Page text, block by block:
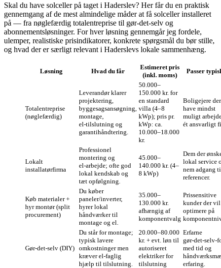
Skal du have solceller på taget i Haderslev? Her får du en praktisk
gennemgang af de mest almindelige måder at få solceller installeret
på — fra nøglefærdig totalentreprise til gør‑det‑selv og
abonnementsløsninger. For hver løsning gennemgår jeg fordele,
ulemper, realistiske prisindikatorer, konkrete spørgsmål du bør stille,
og hvad der er særligt relevant i Haderslevs lokale sammenhæng.
Løsning Hvad du får
Estimeret pris
(inkl. moms)
Passer
Totalentreprise
(nøglefærdig)
Leverandør klarer
projektering,
byggesagsansøgning,
montage,
el‑tilslutning og
garantihåndtering.
50.000–
150.000 kr. for
en standard
villa (4–8
kWp); pris pr.
kWp: ca.
10.000–18.000
kr.
Boligejere
have mindst
muligt
ét ansvarligt
Lokalt
installatørfirma
Professionel
montering og
el‑arbejde; ofte god
lokal kendskab og
tæt opfølgning.
45.000–
140.000 kr. (4–
8 kWp)
Dem der
lokal service
nem adgang
referencer.
Køb materialer +
hyr montør (split
procurement)
Du køber
paneler/inverter,
hyrer lokal
håndværker til
montage og el.
35.000–
130.000 kr.
afhængig af
komponentvalg
Prissensitive
kunder der vil
optimere på
Gør‑det‑selv (DIY)
Du står for montage;
typisk lavere
omkostninger men
kræver el‑faglig
hjælp til tilslutning.
20.000–80.000
kr. + evt. løn til
autoriseret
elektriker for
tilslutning
Erfarne
med tid og
erfaring.